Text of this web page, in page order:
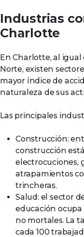
Industrias
Charlotte
En Charlotte, al igual
Norte, existen
mayor índice de
naturaleza de sus
Las principales
Construcción:
construcción
electrocuciones,
atrapamientos
trincheras.
Salud: el sector
educación
no mortales. La
cada 100